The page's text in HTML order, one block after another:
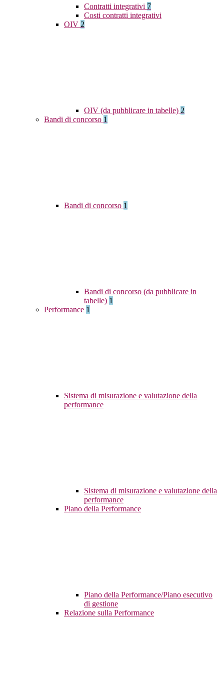
Contratti integrativi 7
Costi contratti integrativi
OIV 2
OIV (da pubblicare in tabelle) 2
Bandi di concorso 1
Bandi di concorso 1
Bandi di concorso (da pubblicare in
tabelle) 1
Performance 1
Sistema di misurazione e valutazione della
performance
Sistema di misurazione e valutazione della
performance
Piano della Performance
Piano della Performance/Piano esecutivo
di gestione
Relazione sulla Performance